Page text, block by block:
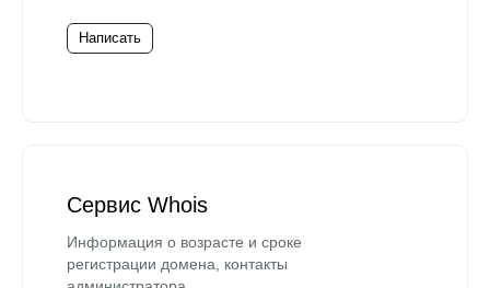
Написать
Сервис Whois
Информация о возрасте и сроке
регистрации домена, контакты